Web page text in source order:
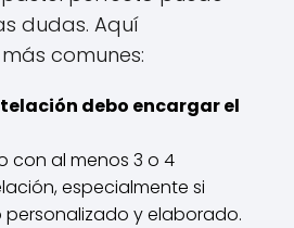
dudas. Aquí
comunes:
debo encargar el
con al menos 3 o 4
especialmente si
y elaborado.